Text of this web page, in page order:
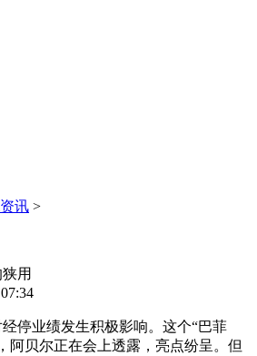
讯 >
用
业绩发生积极影响。这个“巴菲
阿贝尔正在会上透露，亮点纷呈。但